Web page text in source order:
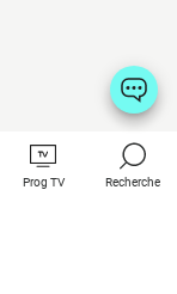
Prog TV Recherche